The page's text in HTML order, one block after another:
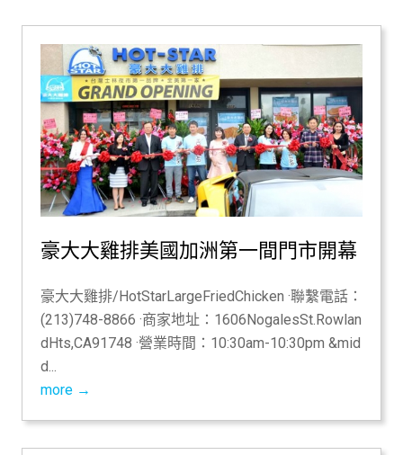
豪大大雞排美國加洲第一間門市開幕
豪大大雞排/HotStarLargeFriedChicken ·聯繫電話：
(213)748-8866 ·商家地址：1606NogalesSt.Rowlan
dHts,CA91748 ·營業時間：10:30am-10:30pm &mid
d...
more →